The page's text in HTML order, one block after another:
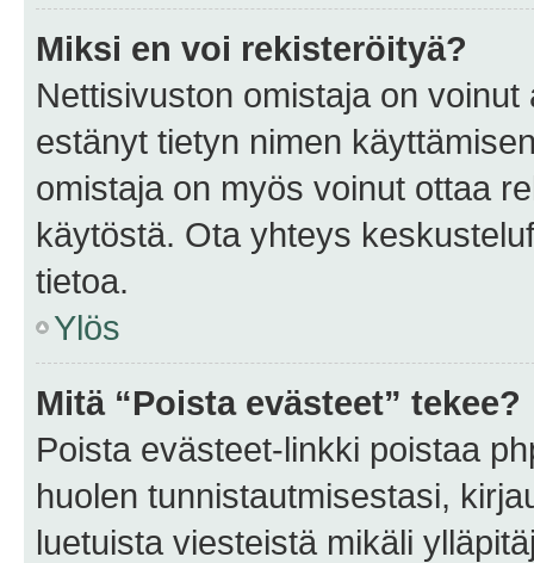
Miksi en voi rekisteröityä?
Nettisivuston omistaja on
estänyt tietyn nimen
omistaja on myös voinut ottaa
käytöstä. Ota yhteys
tietoa.
Ylös
Mitä “Poista evästeet” tekee?
Poista evästeet-linkki poistaa
huolen tunnistautmisestasi,
luetuista viesteistä mikäli